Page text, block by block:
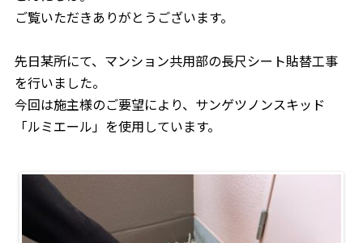
ご覧いただきありがとうございます。
先日某所にて、マンション共用部の長尺シート貼替工事
を行いました。
今回は施主様のご要望により、サンゲツノンスキッド
「ルミエール」を使用しています。